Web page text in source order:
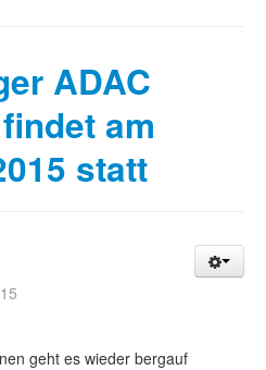
ADAC
am
statt
geht es wieder bergauf